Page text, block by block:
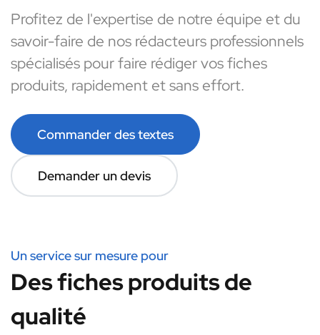
Profitez de l'expertise de notre équipe et du
savoir-faire de nos rédacteurs professionnels
spécialisés pour faire rédiger vos fiches
produits, rapidement et sans effort.
Commander des textes
Demander un devis
Un service sur mesure pour
Des fiches produits de
qualité